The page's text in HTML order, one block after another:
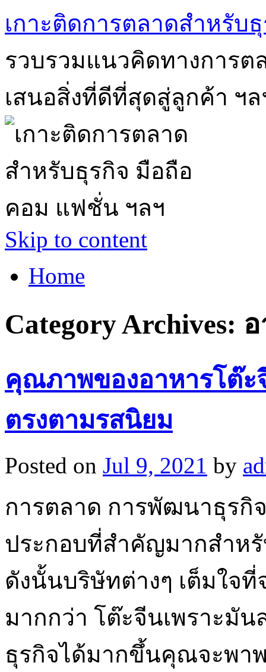
เกาะติดการตลาดสำหรั
รวบรวมแนวคิดทางการต
เสนอสิ่งที่ดีที่สุดสู่ลูกค้า ฯล
Skip to content
Home
Category Archives:
คุณภาพของอาหารโต๊ะ
ตรงตามรสนิยม
Posted on Jul 9, 2021 by
การตลาด การพัฒนาธุรกิ
ประกอบที่สำคัญมากสำห
ดังนั้นบริษัทต่างๆ เต็มใจที่
มากกว่า โต๊ะจีนเพราะมั
ธุรกิจได้มากขึ้นคุณจะพา